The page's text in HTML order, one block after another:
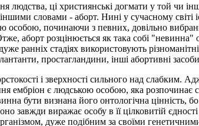
людства, ці християнські догмати у той чи
словами - аборт. Нині у сучасному світі
особою, починаючи з певних, довільно
аборт розцінюється як така собі
ранніх стадіях використовують
простагландини, інші абортивні
і зверхності сильного над слабким.
ембріон є людською особою, яка
бути визнана його онтологічна цінність,
завжди виражає особу в її цілковитій
дуже подібним за своїми